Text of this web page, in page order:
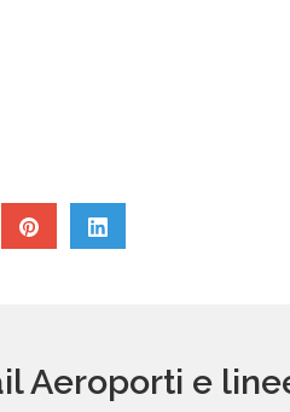
Aeroporti e